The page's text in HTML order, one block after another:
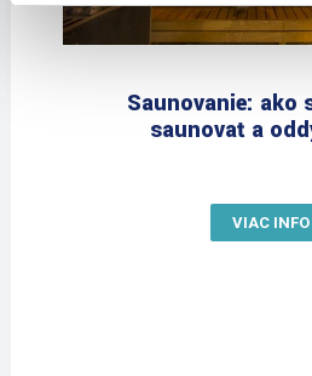
Saunovanie: ako
saunovať a
VIAC INFO